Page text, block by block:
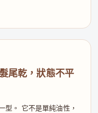
尾乾，狀態不平
型。 它不是單純油性，